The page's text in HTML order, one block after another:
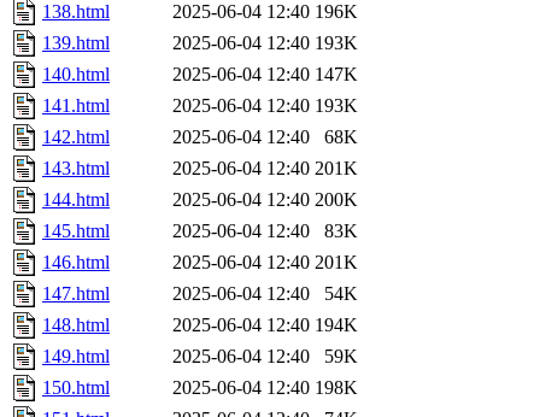
138.html
2025-06-04 12:40 196K
139.html
2025-06-04 12:40 193K
140.html
2025-06-04 12:40 147K
141.html
2025-06-04 12:40 193K
142.html
2025-06-04 12:40
68K
143.html
2025-06-04 12:40 201K
144.html
2025-06-04 12:40 200K
145.html
2025-06-04 12:40
83K
146.html
2025-06-04 12:40 201K
147.html
2025-06-04 12:40
54K
148.html
2025-06-04 12:40 194K
149.html
2025-06-04 12:40
59K
150.html
2025-06-04 12:40 198K